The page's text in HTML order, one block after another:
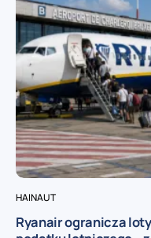
HAINAUT
Ryanair ogranicza